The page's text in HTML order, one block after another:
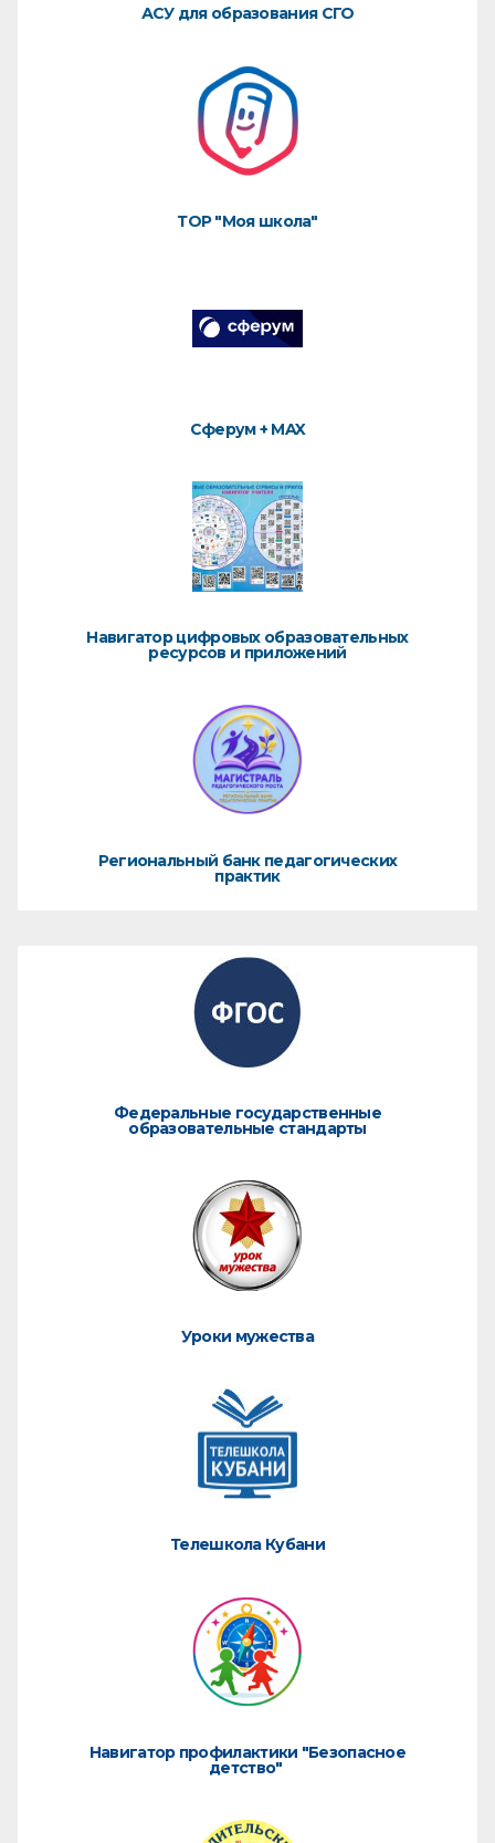
АСУ для образования СГО
ТОР "Моя школа"
Сферум + MAX
Навигатор цифровых образовательных
ресурсов и приложений
Региональный банк педагогических
практик
Федеральные государственные
образовательные стандарты
Уроки мужества
Телешкола Кубани
Навигатор профилактики "Безопасное
детство"